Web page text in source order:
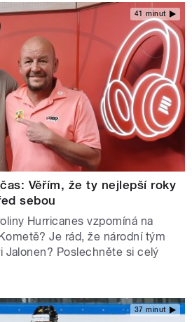
41 minut
Věřím, že ty nejlepší roky
sebou
Hurricanes vzpomíná na
Je rád, že národní tým
Jalonen? Poslechněte si celý
37 minut